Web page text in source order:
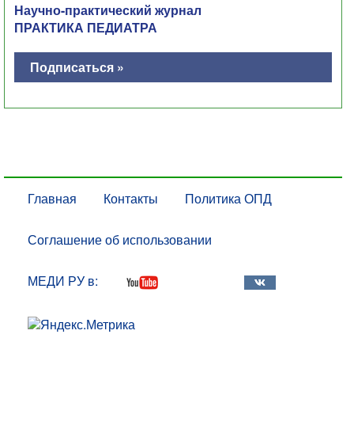
Научно-практический журнал
ПРАКТИКА ПЕДИАТРА
Подписаться »
Главная Контакты Политика ОПД
Соглашение об использовании
МЕДИ РУ в: